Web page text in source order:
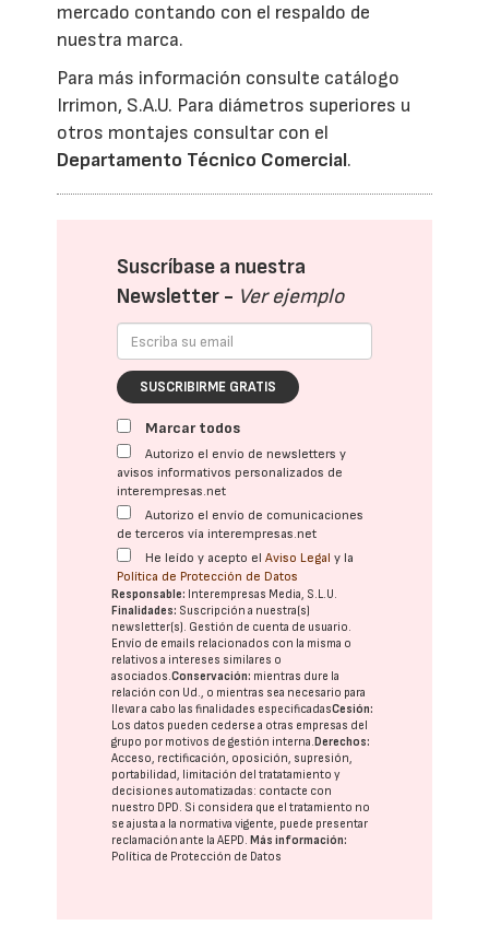
mercado contando con el respaldo de
nuestra marca.
Para más información consulte catálogo
Irrimon, S.A.U. Para diámetros superiores u
otros montajes consultar con el
Departamento Técnico Comercial.
Suscríbase a nuestra
Newsletter - Ver ejemplo
SUSCRIBIRME GRATIS
Marcar todos
Autorizo el envío de newsletters y
avisos informativos personalizados de
interempresas.net
Autorizo el envío de comunicaciones
de terceros vía interempresas.net
He leído y acepto elAviso Legal y la
Política de Protección de Datos
Responsable: Interempresas Media, S.L.U.
Finalidades: Suscripción a nuestra(s)
newsletter(s). Gestión de cuenta de usuario.
Envío de emails relacionados con la misma o
relativos a intereses similares o
asociados.Conservación: mientras dure la
relación con Ud., o mientras sea necesario para
llevar a cabo las finalidades especificadasCesión:
Los datos pueden cederse a otras empresas del
grupo por motivos de gestión interna. Derechos:
Acceso, rectificación, oposición, supresión,
portabilidad, limitación del tratatamiento y
decisiones automatizadas: contacte con
nuestro DPD. Si considera que el tratamiento no
se ajusta a la normativa vigente, puede presentar
reclamación ante laAEPD. Más información:
Política de Protección de Datos